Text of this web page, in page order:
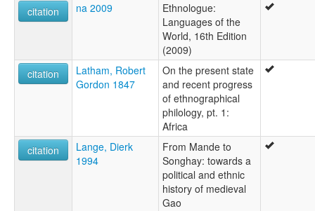
citation
na 2009
Ethnologue:
Languages of the
World, 16th Edition
(2009)
citation
Latham, Robert
Gordon 1847
On the present state
and recent progress
of ethnographical
philology, pt. 1:
Africa
citation
Lange, Dierk
1994
From Mande to
Songhay: towards a
political and ethnic
history of medieval
Gao